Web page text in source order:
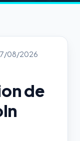
08/2026
de